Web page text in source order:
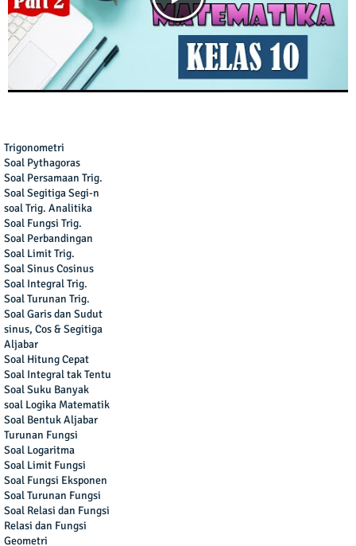
Trigonometri
Soal Pythagoras
Soal Persamaan Trig.
Soal Segitiga Segi-n
soal Trig. Analitika
Soal Fungsi Trig.
Soal Perbandingan
Soal Limit Trig.
Soal Sinus Cosinus
Soal Integral Trig.
Soal Turunan Trig.
Soal Garis dan Sudut
sinus, Cos & Segitiga
Aljabar
Soal Hitung Cepat
Soal Integral tak Tentu
Soal Suku Banyak
soal Logika Matematik
Soal Bentuk Aljabar
Turunan Fungsi
Soal Logaritma
Soal Limit Fungsi
Soal Fungsi Eksponen
Soal Turunan Fungsi
Soal Relasi dan Fungsi
Relasi dan Fungsi
Geometri